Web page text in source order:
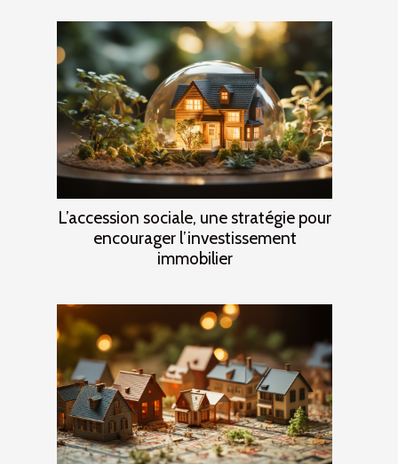
L’accession sociale, une stratégie pour
encourager l’investissement
immobilier